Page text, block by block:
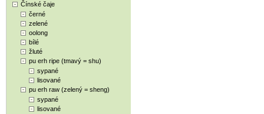
Čínské čaje
černé
zelené
oolong
bílé
žluté
pu erh ripe (tmavý = shu)
sypané
lisované
pu erh raw (zelený = sheng)
sypané
lisované